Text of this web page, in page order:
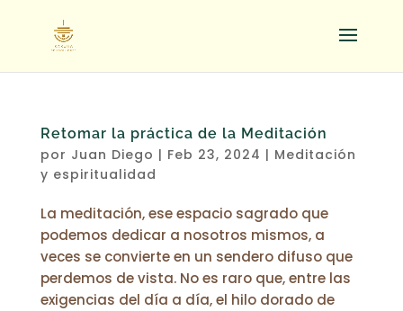
Retomar la práctica de la Meditación
por Juan Diego | Feb 23, 2024 | Meditación
y espiritualidad
La meditación, ese espacio sagrado que
podemos dedicar a nosotros mismos, a
veces se convierte en un sendero difuso que
perdemos de vista. No es raro que, entre las
exigencias del día a día, el hilo dorado de